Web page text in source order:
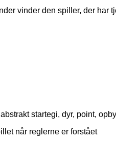
vinder den spiller, der har
startegi, dyr, point,
når reglerne er forstået